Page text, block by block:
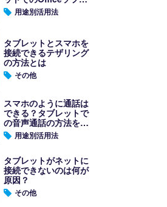
の使い方
用途別活用法
タブレットとスマホを
接続できるテザリング
の方法とは
その他
スマホのように通話は
できる？タブレットで
の音声通話の方法を紹
介！用途別活用法
タブレットがネットに
接続できないのは何が
原因？
その他